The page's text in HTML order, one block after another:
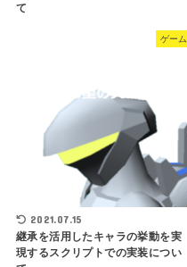
て
ゲーム
2021.07.15
継承を活用したキャラの挙動を実
現するスクリプトでの実装につい